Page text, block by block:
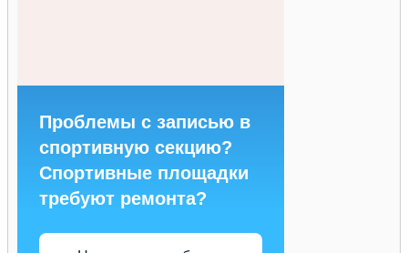
Проблемы с записью в
спортивную секцию?
Спортивные площадки
требуют ремонта?